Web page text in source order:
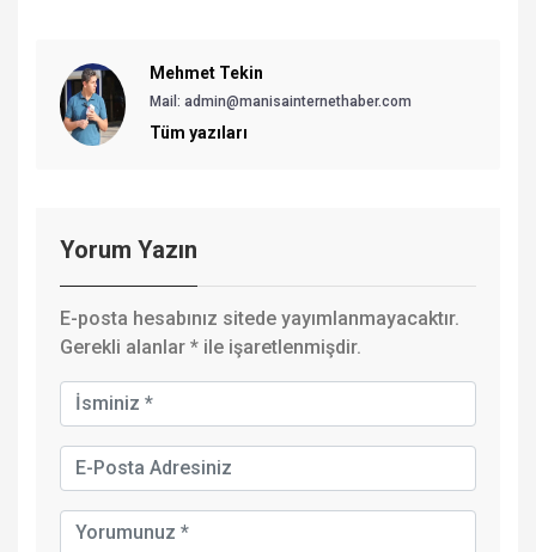
Mehmet Tekin
Mail: admin@manisainternethaber.com
Tüm yazıları
Yorum Yazın
E-posta hesabınız sitede yayımlanmayacaktır.
Gerekli alanlar * ile işaretlenmişdir.